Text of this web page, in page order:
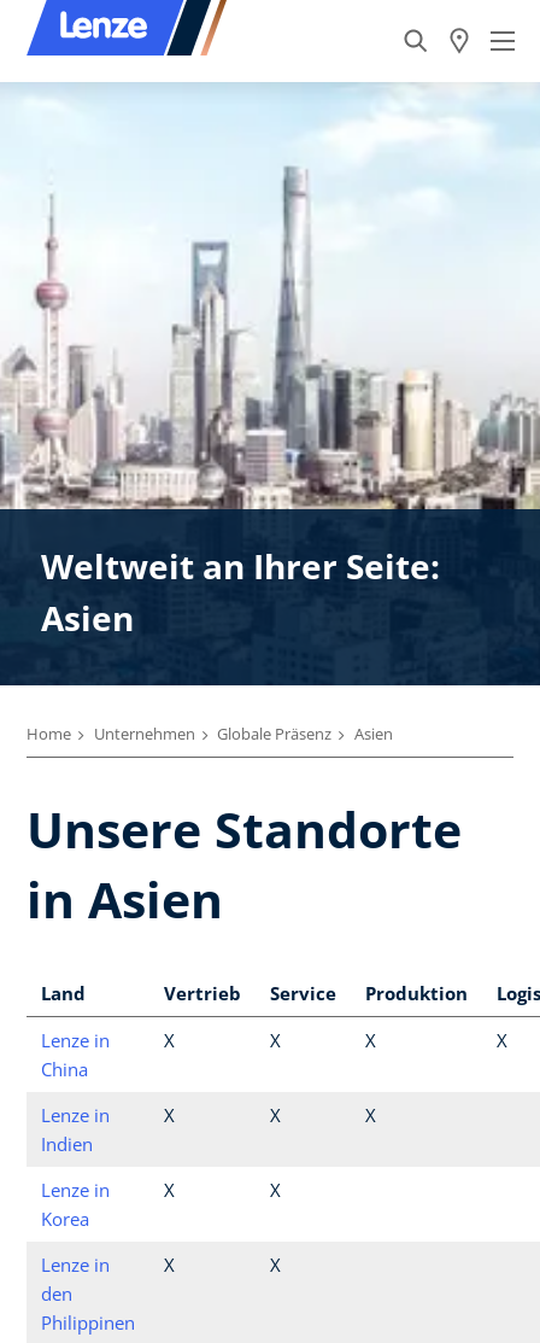
Weltweit an Ihrer Seite:
Asien
Home Unternehmen Globale Präsenz Asien
Unsere Standorte
in Asien
Land Vertrieb Service Produktion
Lenze in
China
X X X X
Lenze in
Indien
X X X
Lenze in
Korea
X X
Lenze in
den
Philippinen
X X